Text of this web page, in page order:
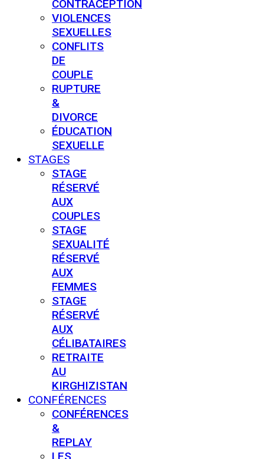
CONTRACEPTION
VIOLENCES
SEXUELLES
CONFLITS
DE
COUPLE
RUPTURE
&
DIVORCE
ÉDUCATION
SEXUELLE
STAGES
STAGE
RÉSERVÉ
AUX
COUPLES
STAGE
SEXUALITÉ
RÉSERVÉ
AUX
FEMMES
STAGE
RÉSERVÉ
AUX
CÉLIBATAIRES
RETRAITE
AU
KIRGHIZISTAN
CONFÉRENCES
CONFÉRENCES
&
REPLAY